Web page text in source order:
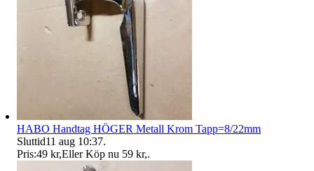
HABO Handtag HÖGER Metall Krom Tapp=8/22mm
Sluttid11 aug 10:37.
Pris:49 kr,Eller Köp nu 59 kr,.